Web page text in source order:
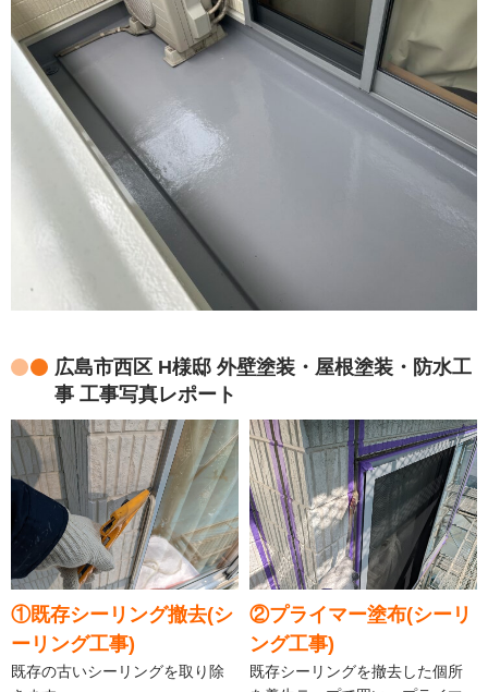
広島市西区 H様邸 外壁塗装・屋根塗装・防水工
事 工事写真レポート
①既存シーリング撤去(シ
ーリング工事)
既存の古いシーリングを取り除
②プライマー塗布(シーリ
ング工事)
既存シーリングを撤去した個所